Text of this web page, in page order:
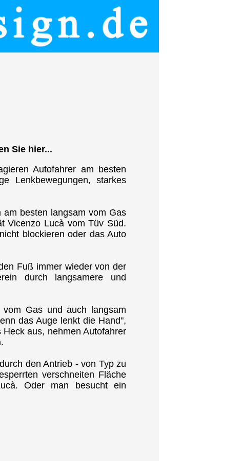
Sie hier...
Autofahrer am besten
Lenkbewegungen, starkes
besten langsam vom Gas
Vicenzo Lucà vom Tüv Süd.
blockieren oder das Auto
Fuß immer wieder von der
durch langsamere und
Gas und auch langsam
das Auge lenkt die Hand",
aus, nehmen Autofahrer
den Antrieb - von Typ zu
verschneiten Fläche
Oder man besucht ein